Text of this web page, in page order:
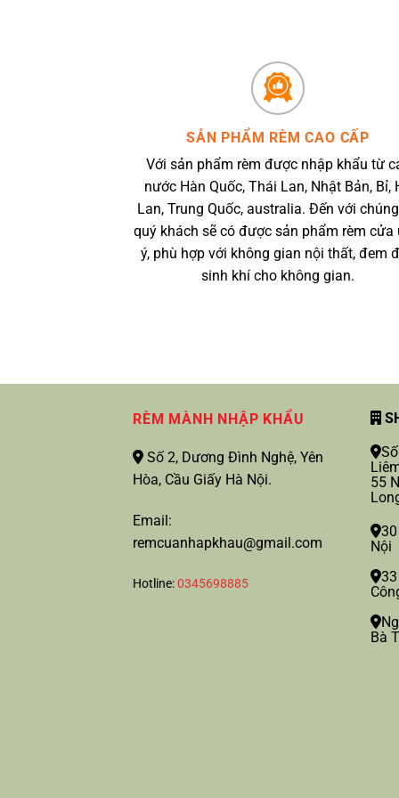
SẢN PHẨM RÈM CAO CẤP
Với sản phẩm rèm được nhập khẩu từ
nước Hàn Quốc, Thái Lan, Nhật Bản, Bỉ,
Lan, Trung Quốc, australia. Đến với
quý khách sẽ có được sản phẩm rèm cửa
ý, phù hợp với không gian nội thất, đem
sinh khí cho không gian.
RÈM MÀNH NHẬP KHẨU
Số 2, Dương Đình Nghệ, Yên
Hòa, Cầu Giấy Hà Nội.
Email:
remcuanhapkhau@gmail.com
Hotline:0345698885
55
30
Nội
Bà